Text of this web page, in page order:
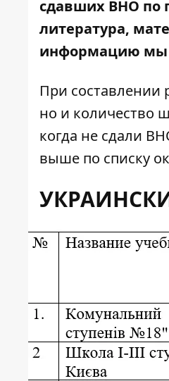
сдавших ВНО по
литература,
информацию мы
При составлении
но и количество
когда не сдали
выше по списку